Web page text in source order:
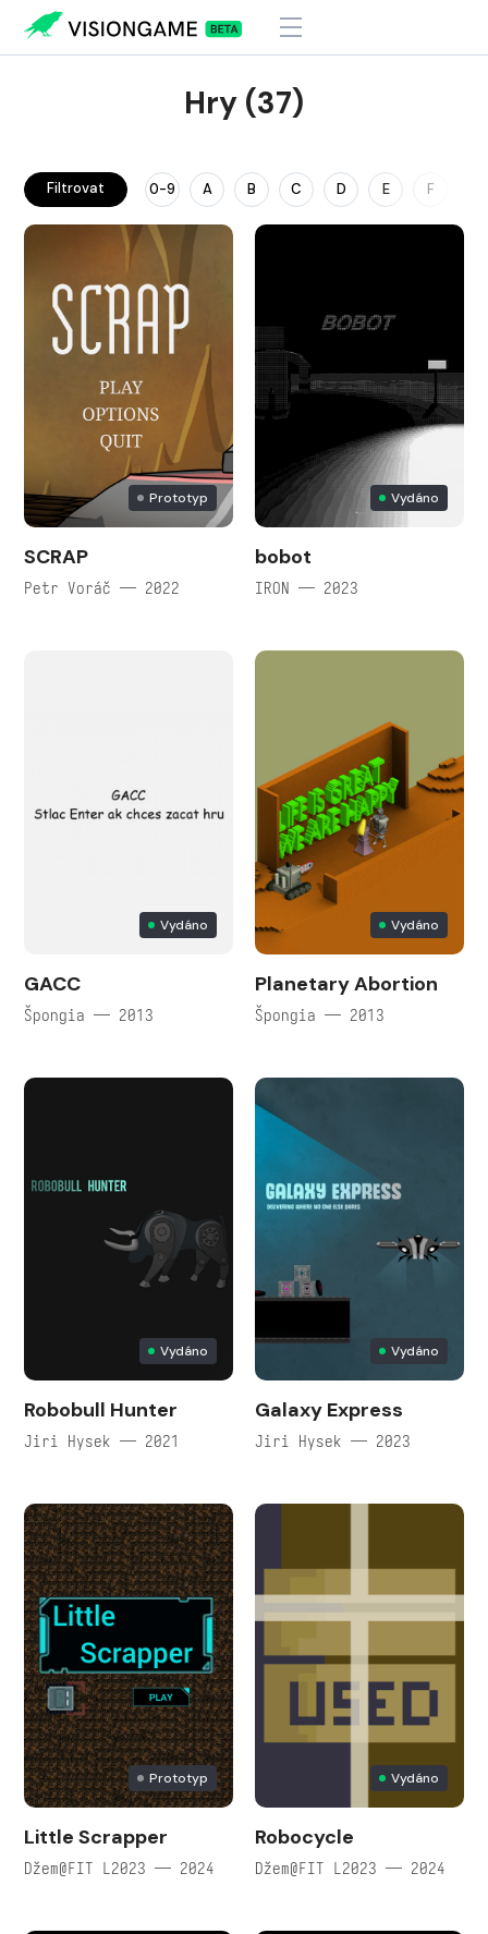
Hry (37)
Filtrovat 0-9 A B C D E F
Prototyp
SCRAP
Petr Voráč — 2022
Vydáno
bobot
IRON — 2023
Vydáno
GACC
Špongia — 2013
Vydáno
Planetary Abortion
Špongia — 2013
Vydáno
Robobull Hunter
Jiri Hysek — 2021
Vydáno
Galaxy Express
Jiri Hysek — 2023
Prototyp
Little Scrapper
Džem@FIT L2023 — 2024
Vydáno
Robocycle
Džem@FIT L2023 — 2024